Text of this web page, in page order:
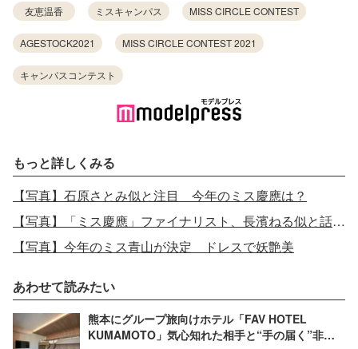
友恵温香 ミスキャンパス MISS CIRCLE CONTEST
AGESTOCK2021 MISS CIRCLE CONTEST 2021
キャンパスコンテスト
もっと詳しくみる
【写真】石原さとみ似と注目 今年のミス慶應は？
【写真】「ミス慶應」ファイナリスト、長濱ねる似と話題に
【写真】今年のミス青山が決定 ドレスで妖艶美
あわせて読みたい
熊本にグループ旅向けホテル「FAV HOTEL
KUMAMOTO」気心知れた相手と“手の届く”非日